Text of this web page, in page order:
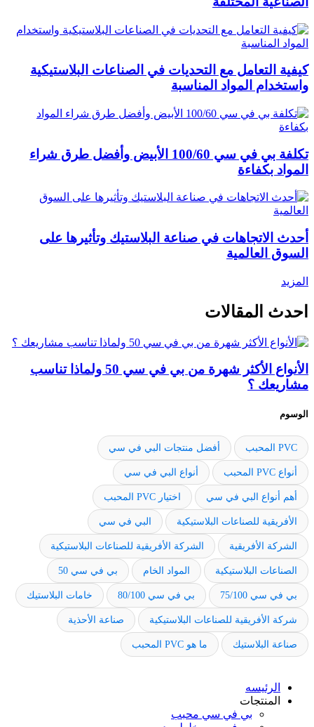
كيفية التعامل مع التحديات في الصناعات البلاستيكية
واستخدام المواد المناسبة
تكلفة بي في سي 100/60 الأبيض وأفضل طرق شراء
المواد بكفاءة
أحدث الاتجاهات في صناعة البلاستيك وتأثيرها على
السوق العالمية
المزيد
احدث المقالات
الأنواع الأكثر شهرة من بي في سي 50 ولماذا تناسب
مشاريعك ؟
الوسوم
PVC المحبب أفضل منتجات البي في سي
أنواع PVC المحبب أنواع البي في سي
أهم أنواع البي في سي اختيار PVC المحبب
الأفريقية للصناعات البلاستيكية البي في سي
الشركة الأفريقية الشركة الأفريقية للصناعات البلاستيكية
الصناعات البلاستيكية المواد الخام بي في سي 50
بي في سي 75/100 بي في سي 80/100 خامات البلاستيك
شركة الأفريقية للصناعات البلاستيكية صناعة الأحذية
صناعة البلاستيك ما هو PVC المحبب
الرئيسه
المنتجات
بي في سي محبب